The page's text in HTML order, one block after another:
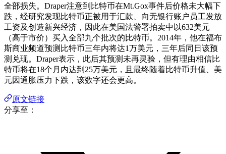
全部损失。Draper注意到比特币在Mt.Gox事件后价格未大幅下
跌，经研究发现比特币正被用于汇款、向无银行账户员工发放
工资及创造新兴经济，因此在美国法警署拍卖中以632美元
（高于市价）买入全部九个批次的比特币。2014年，他在福布
斯商业频道预测比特币三年内将达1万美元，三年后同日该预
测兑现。Draper表示，此后其预测未再灵验，但有理由相信比
特币将在18个月内达到25万美元，且最终随着比特币升值、美
元因通胀压力下跌，该数字还会更高。
原文链接
分享至：